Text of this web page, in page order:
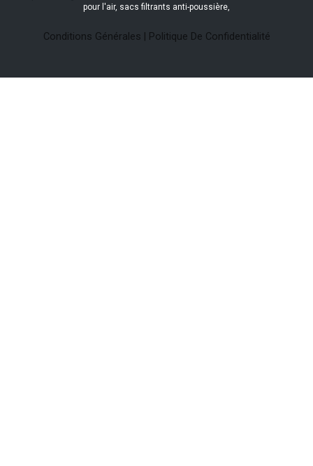
pour l'air, sacs filtrants anti-poussière,
Conditions Générales | Politique De Confidentialité